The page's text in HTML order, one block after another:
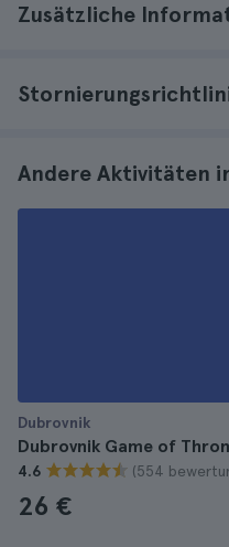
Zusätzliche
Andere Aktivitäten
Dubrovnik
Dubrovnik Game of
4.6 (554
26 €